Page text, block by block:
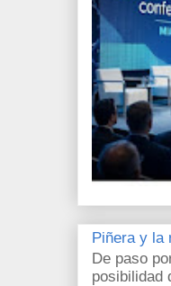
Piñera y la
De paso
posibilidad